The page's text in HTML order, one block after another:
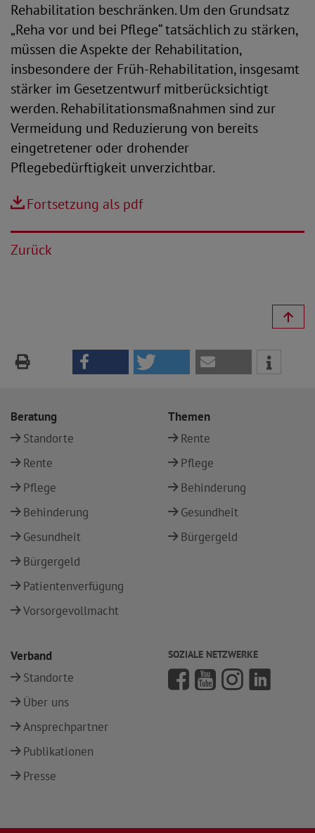
Rehabilitation beschränken. Um den Grundsatz
„Reha vor und bei Pflege“ tatsächlich zu stärken,
müssen die Aspekte der Rehabilitation,
insbesondere der Früh-Rehabilitation, insgesamt
stärker im Gesetzentwurf mitberücksichtigt
werden. Rehabilitationsmaßnahmen sind zur
Vermeidung und Reduzierung von bereits
eingetretener oder drohender
Pflegebedürftigkeit unverzichtbar.
Fortsetzung als pdf
Zurück
Beratung
Standorte
Rente
Pflege
Behinderung
Gesundheit
Bürgergeld
Patientenverfügung
Vorsorgevollmacht
Themen
Rente
Pflege
Behinderung
Gesundheit
Bürgergeld
Verband
Standorte
Über uns
Ansprechpartner
Publikationen
Presse
SOZIALE NETZWERKE